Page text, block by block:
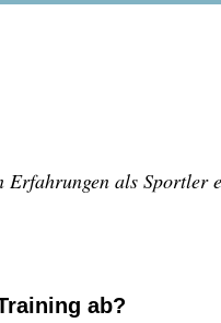
Erfahrungen als
ab?